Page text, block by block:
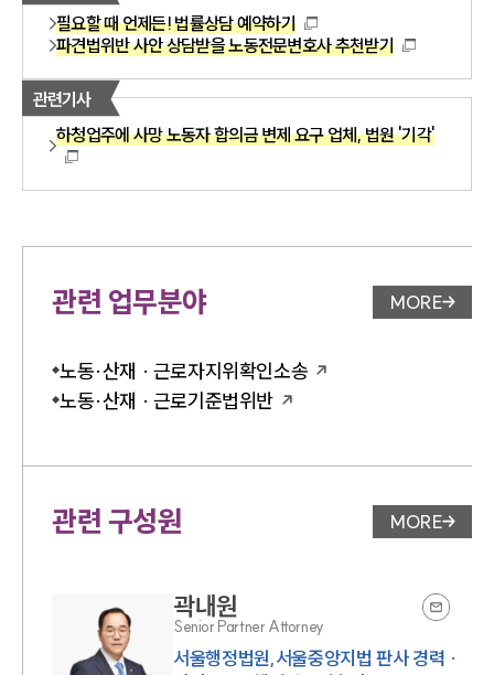
필요할 때 언제든! 법률상담 예약하기
파견법위반 사안 상담받을 노동전문변호사 추천받기
관련기사
하청업주에 사망 노동자 합의금 변제 요구 업체, 법원 '기각'
관련 업무분야 업무분야
MORE
노동·산재 · 근로자지위확인소송
노동·산재 · 근로기준법위반
관련 구성원 변호사 페
MORE
곽내원
Senior Partner Attorney
서울행정법원,서울중앙지법 판사 경력 ·